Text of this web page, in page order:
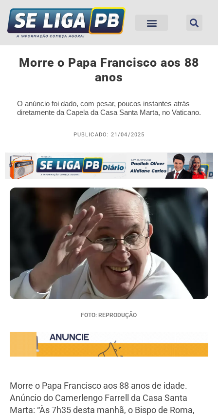
Morre o Papa Francisco aos 88
anos
O anúncio foi dado, com pesar, poucos instantes atrás
diretamente da Capela da Casa Santa Marta, no Vaticano.
PUBLICADO: 21/04/2025
FOTO: REPRODUÇÃO
Morre o Papa Francisco aos 88 anos de idade.
Anúncio do Camerlengo Farrell da Casa Santa
Marta: “Às 7h35 desta manhã, o Bispo de Roma,